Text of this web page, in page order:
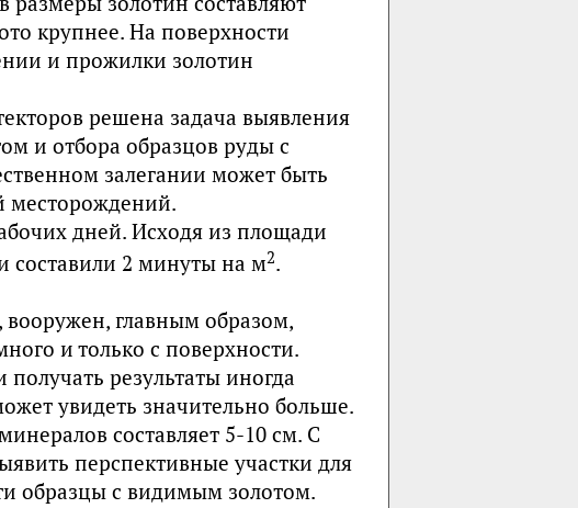
крупнее. На поверхности
и прожилки золотин
решена задача выявления
и отбора образцов руды с
залегании может быть
месторождений.
дней. Исходя из площади
составили 2 минуты на м2.
вооружен, главным образом,
и только с поверхности.
результаты иногда
увидеть значительно больше.
составляет 5-10 см. С
перспективные участки для
образцы с видимым золотом.